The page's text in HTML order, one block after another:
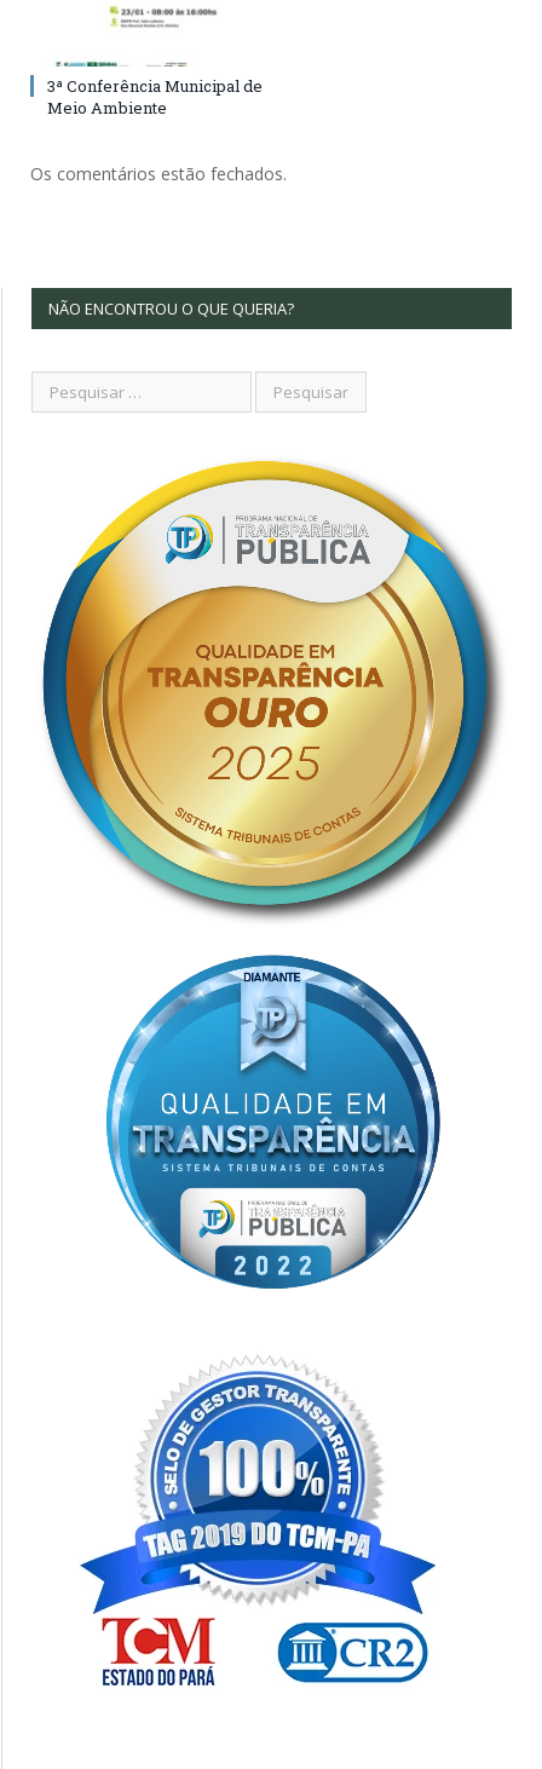
3ª Conferência Municipal de
Meio Ambiente
Os comentários estão fechados.
NÃO ENCONTROU O QUE QUERIA?